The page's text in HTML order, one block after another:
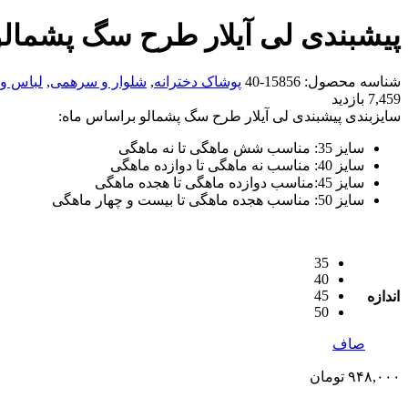
پیشبندی لی آیلار طرح سگ
شناسه محصول: 15856-40 پوشاک دخترانه, شلوار و سرهمی, لباس
7,459 بازدید
سایزبندی پیشبندی لی آیلار طرح سگ پشمالو براساس ماه:
سایز 35: مناسب شش ماهگی تا نه ماهگی
سایز 40: مناسب نه ماهگی تا دوازده ماهگی
سایز 45:مناسب دوازده ماهگی تا هجده ماهگی
سایز 50: مناسب هجده ماهگی تا بیست و چهار ماهگی
اندازه
35
40
45
50
صاف
۹۴۸,۰۰۰ تومان